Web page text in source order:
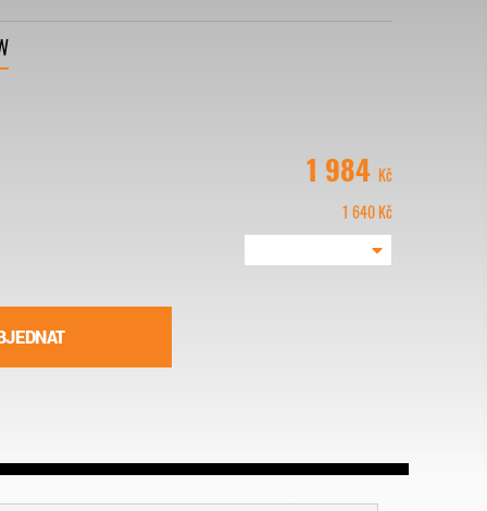
1 984 Kč
1 640Kč